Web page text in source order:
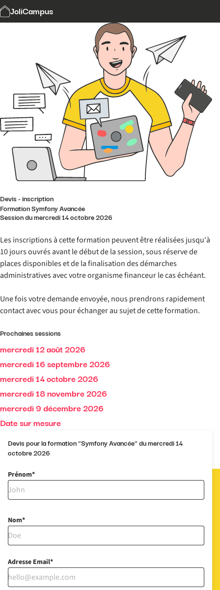
JoliCampus
Modalités et délais d'accès
Formation Symfony Avancée
Devis - inscription
Session du mercredi 14 octobre 2026
Les inscriptions à cette formation peuvent être réalisées jusqu'à
10 jours ouvrés avant le début de la session, sous réserve de
places disponibles et de la finalisation des démarches
administratives avec votre organisme financeur le cas échéant.
Une fois votre demande envoyée, nous prendrons rapidement
contact avec vous pour échanger au sujet de cette formation.
Prochaines sessions
mercredi 12 août 2026
mercredi 16 septembre 2026
mercredi 14 octobre 2026
mercredi 18 novembre 2026
mercredi 9 décembre 2026
Date sur mesure
Devis pour la formation "Symfony Avancée" du mercredi 14
octobre 2026
Prénom
Nom
Adresse Email